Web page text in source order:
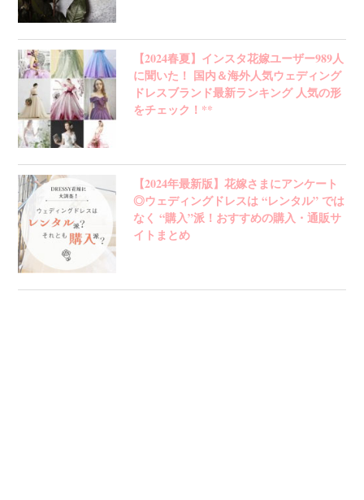
【2024春夏】インスタ花嫁ユーザー989人
に聞いた！ 国内＆海外人気ウェディング
ドレスブランド最新ランキング 人気の形
をチェック！**
【2024年最新版】花嫁さまにアンケート
◎ウェディングドレスは “レンタル” では
なく “購入”派！おすすめの購入・通販サ
イトまとめ